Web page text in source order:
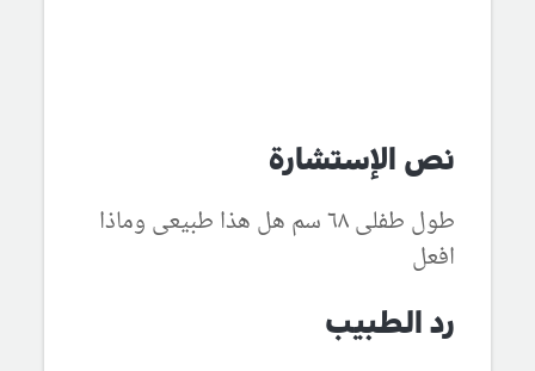
نص الإستشارة
طول طفلى ٦٨ سم هل هذا طبيعى وماذا
افعل
رد الطبيب